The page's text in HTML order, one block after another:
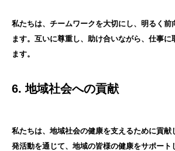
私たちは、チームワークを大切にし、明るく前
ます。互いに尊重し、助け合いながら、仕事に
ます。
6. 地域社会への貢献
私たちは、地域社会の健康を支えるために貢献
発活動を通じて、地域の皆様の健康をサポート